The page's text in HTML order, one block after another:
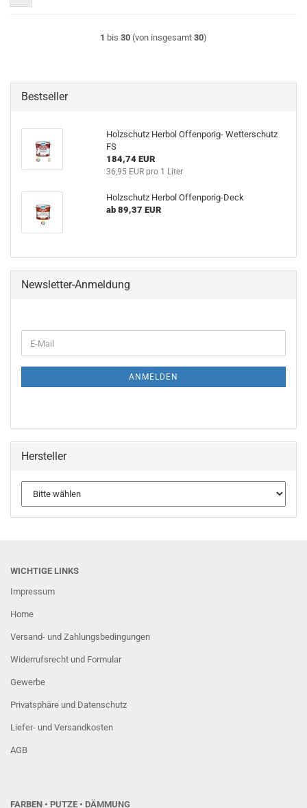
1 bis 30 (von insgesamt 30)
Bestseller
Holzschutz Herbol Offenporig- Wetterschutz
FS
184,74 EUR
36,95 EUR pro 1 Liter
Holzschutz Herbol Offenporig-Deck
ab 89,37 EUR
Newsletter-Anmeldung
ZUR
E-
Mail
ANMELDEN
Hersteller
WICHTIGE LINKS
Impressum
Home
Versand- und Zahlungsbedingungen
Widerrufsrecht und Formular
Gewerbe
Privatsphäre und Datenschutz
Liefer- und Versandkosten
AGB
FARBEN • PUTZE • DÄMMUNG